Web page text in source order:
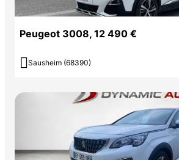
Peugeot 3008, 12 490 €
 Sausheim (68390)